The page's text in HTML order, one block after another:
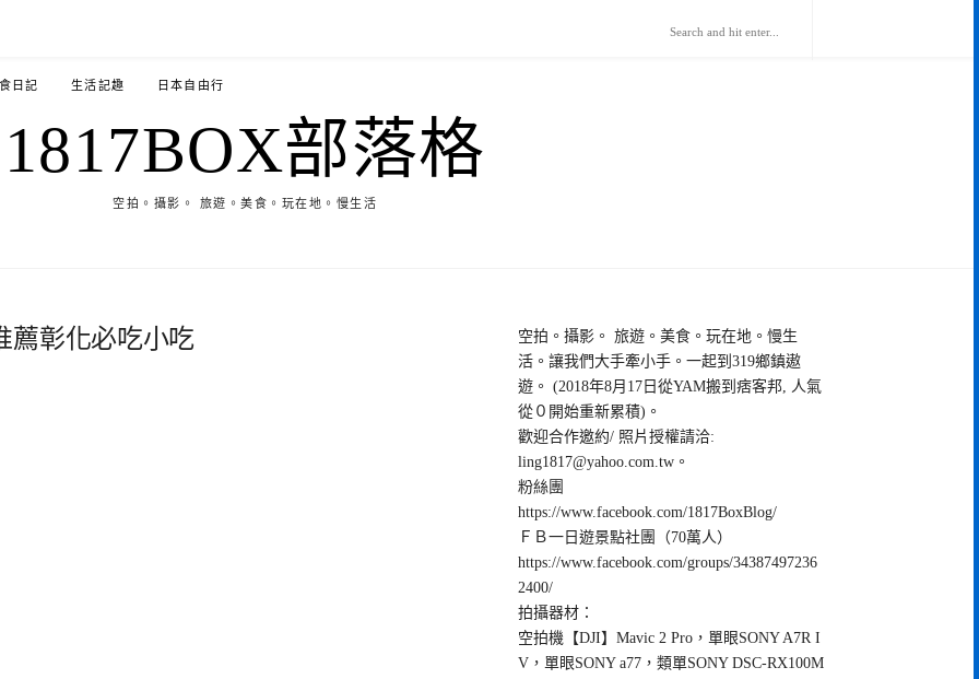
日記 生活記趣 日本自由行
1817BOX部落格
空拍。攝影。 旅遊。美食。玩在地。慢生活
薦彰化必吃小吃
空拍。攝影。 旅遊。美食。玩在地。慢生
活。讓我們大手牽小手。一起到319鄉鎮遨
遊。 (2018年8月17日從YAM搬到痞客邦, 人氣
從０開始重新累積)。
歡迎合作邀約/ 照片授權請洽:
ling1817@yahoo.com.tw 。
粉絲團
https://www.facebook.com/1817BoxBlog/
ＦＢ一日遊景點社團（70萬人）
https://www.facebook.com/groups/34387497236
2400/
拍攝器材：
空拍機【DJI】Mavic 2 Pro，單眼SONY A7R I
V，單眼SONY a77，類單SONY DSC-RX100M